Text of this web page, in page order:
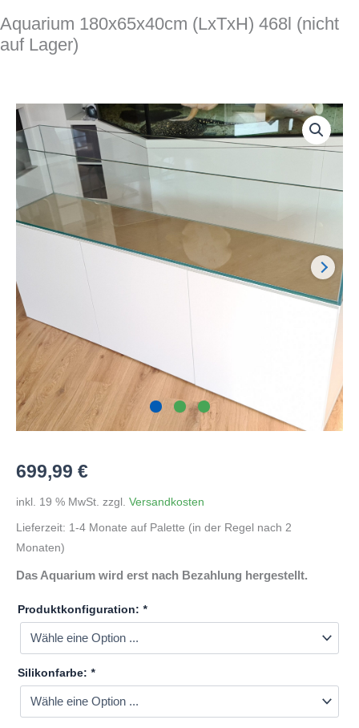
Aquarium 180x65x40cm (LxTxH) 468l (nicht
auf Lager)
699,99 €
inkl. 19 % MwSt. zzgl. Versandkosten
Lieferzeit: 1-4 Monate auf Palette (in der Regel nach 2
Monaten)
Das Aquarium wird erst nach Bezahlung hergestellt.
Produktkonfiguration: *
Silikonfarbe: *